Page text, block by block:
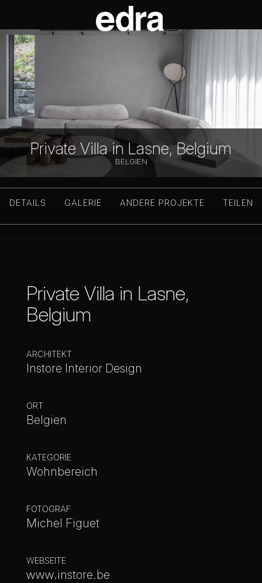
Private Villa in Lasne, Belgium
BELGIEN
DETAILS GALERIE ANDERE PROJEKTE TEILEN
Private Villa in Lasne,
Belgium
ARCHITEKT
Instore Interior Design
ORT
Belgien
KATEGORIE
Wohnbereich
FOTOGRAF
Michel Figuet
WEBSEITE
www.instore.be